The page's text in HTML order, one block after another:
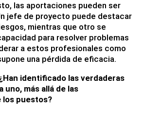
las aportaciones pueden ser
jefe de proyecto puede destacar
mientras que otro se
para resolver problemas
a estos profesionales como
una pérdida de eficacia.
identificado las verdaderas
uno, más allá de las
los puestos?